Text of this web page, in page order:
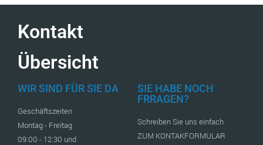
Kontakt
Übersicht
WIR SIND FÜR SIE DA
Geschäftszeiten
Montag - Freitag
09:00 - 12:30 und
SIE HABE NOCH
FRRAGEN?
Schreiben Sie uns einfach
ZUM KONTAKFORMULAR